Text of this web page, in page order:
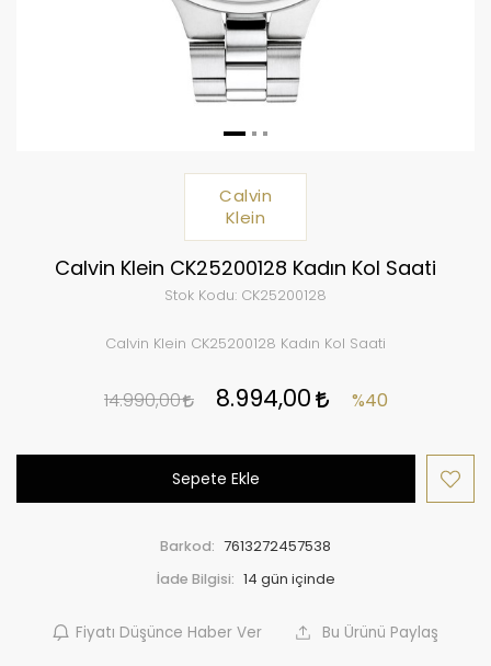
Calvin
Klein
Calvin Klein CK25200128 Kadın Kol Saati
Stok Kodu: CK25200128
Calvin Klein CK25200128 Kadın Kol Saati
14.990,00 8.994,00 %40
Sepete Ekle
Barkod: 7613272457538
İade Bilgisi:
Fiyatı Düşünce Haber Ver Bu Ürünü Paylaş